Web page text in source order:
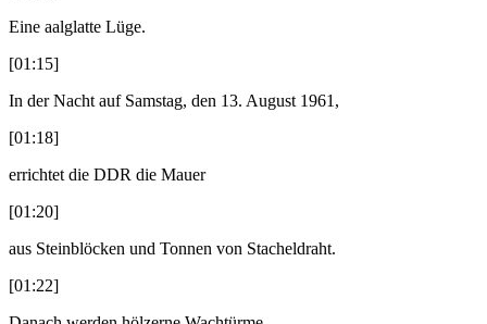
Eine aalglatte Lüge.
[01:15]
In der Nacht auf Samstag, den 13. August 1961,
[01:18]
errichtet die DDR die Mauer
[01:20]
aus Steinblöcken und Tonnen von Stacheldraht.
[01:22]